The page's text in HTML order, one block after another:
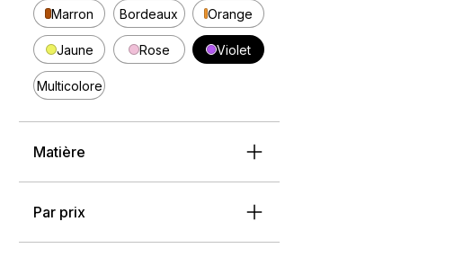
Marron Bordeaux Orange
Jaune Rose Violet
Multicolore
Matière
Par prix